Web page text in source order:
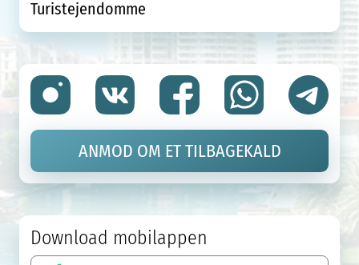
Download mobilappen
Turistejendomme
ANMOD OM ET TILBAGEKALD